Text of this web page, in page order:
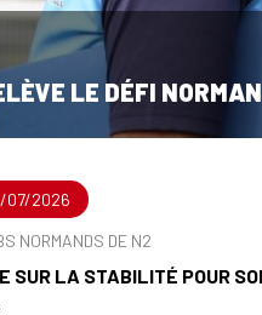
LE DÉFI
07/2026
NORMANDS DE N2
SUR LA STABILITÉ POUR